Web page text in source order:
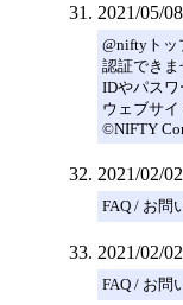
2021/05/
@niftyトッ
認証できま
IDやパスワ
ウェブサ
©NIFTY
2021/02/
FAQ / お問
2021/02/
FAQ / お問